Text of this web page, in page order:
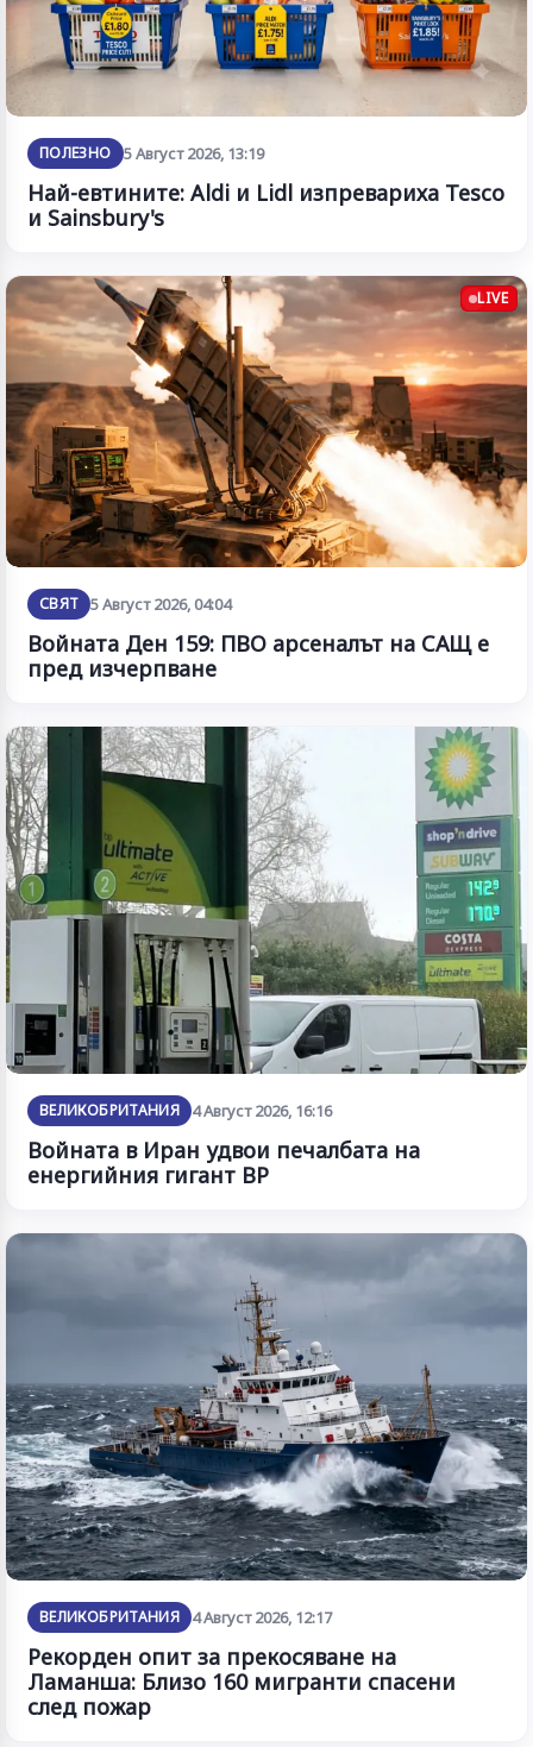
ПОЛЕЗНО 5 Август 2026, 13:19
Най-евтините: Aldi и Lidl изпревариха Tesco
и Sainsbury's
LIVE
СВЯТ 5 Август 2026, 04:04
Войната Ден 159: ПВО арсеналът на САЩ е
пред изчерпване
ВЕЛИКОБРИТАНИЯ 4 Август 2026, 16:16
Войната в Иран удвои печалбата на
енергийния гигант BP
ВЕЛИКОБРИТАНИЯ 4 Август 2026, 12:17
Рекорден опит за прекосяване на
Ламанша: Близо 160 мигранти спасени
след пожар